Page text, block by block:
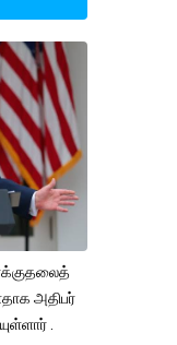
அதிபர்
.